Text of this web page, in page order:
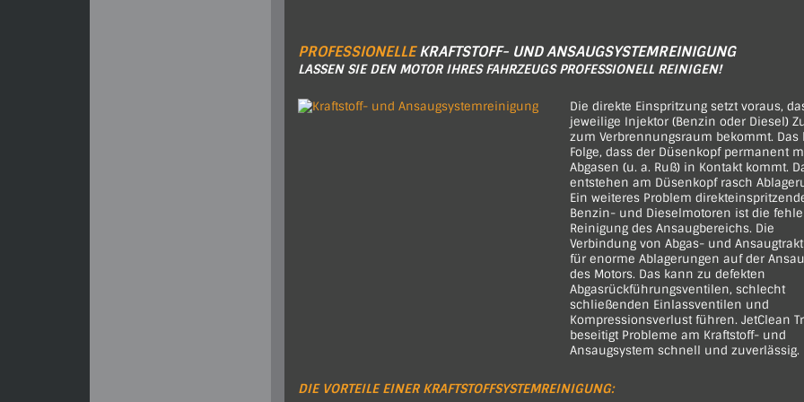
PROFESSIONELLEKRAFTSTOFF- UND ANSAUGSYSTEMREINIGUNG
LASSEN SIE DEN MOTOR IHRES FAHRZEUGS PROFESSIONELL REINIGEN!
Die direkte Einspritzung setzt voraus,
jeweilige Injektor (Benzin oder Diesel)
zum Verbrennungsraum bekommt. Das
Folge, dass der Düsenkopf permanent
Abgasen (u. a. Ruß) in Kontakt kommt.
entstehen am Düsenkopf rasch
Ein weiteres Problem
Benzin- und Dieselmotoren ist die
Reinigung des Ansaugbereichs. Die
Verbindung von Abgas- und
für enorme Ablagerungen auf der
des Motors. Das kann zu defekten
Abgasrückführungsventilen, schlecht
schließenden Einlassventilen und
Kompressionsverlust führen. JetClean
beseitigt Probleme am Kraftstoff- und
Ansaugsystem schnell und zuverlässig.
DIE VORTEILE EINER KRAFTSTOFFSYSTEMREINIGUNG: